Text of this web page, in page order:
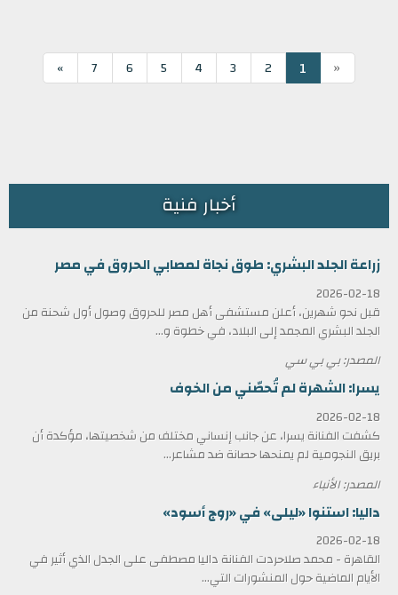
«
1
2
3
4
5
6
7
»
أخبار فنية
زراعة الجلد البشري: طوق نجاة لمصابي الحروق في مصر
2026-02-18
قبل نحو شهرين، أعلن مستشفى أهل مصر للحروق وصول أول شحنة من
الجلد البشري المجمد إلى البلاد، في خطوة و...
المصدر: بي بي سي
يسرا: الشهرة لم تُحصّني من الخوف
2026-02-18
كشفت الفنانة يسرا، عن جانب إنساني مختلف من شخصيتها، مؤكدة أن
بريق النجومية لم يمنحها حصانة ضد مشاعر...
المصدر: الأنباء
داليا: استنوا «ليلى» في «روج أسود»
2026-02-18
القاهرة - محمد صلاحردت الفنانة داليا مصطفى على الجدل الذي أثير في
الأيام الماضية حول المنشورات التي...